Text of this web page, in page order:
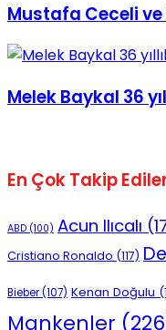
Mustafa Ceceli ve
Melek Baykal 36
En Çok Takip
ABD (100) Acun Ilıcalı
Cristiano Ronaldo (117)
Bieber(107) Kenan Doğulu
Mankenler